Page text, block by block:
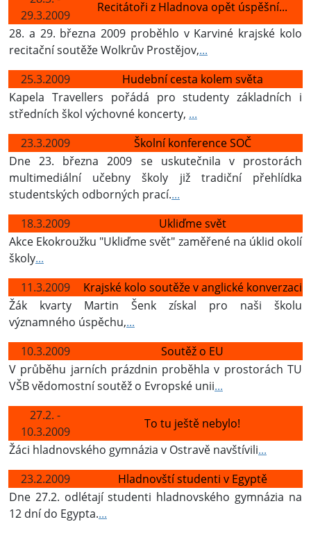
29.3.2009
Recitátoři z Hladnova opět úspěšní...
28. a 29. března 2009 proběhlo v Karviné krajské kolo
recitační soutěže Wolkrův Prostějov,...
25.3.2009
Hudební cesta kolem světa
Kapela Travellers pořádá pro studenty základních i
středních škol výchovné koncerty, ...
23.3.2009
Školní konference SOČ
Dne 23. března 2009 se uskutečnila v prostorách
multimediální učebny školy již tradiční přehlídka
studentských odborných prací....
18.3.2009
Ukliďme svět
Akce Ekokroužku "Ukliďme svět" zaměřené na úklid okolí
školy...
11.3.2009
Krajské kolo soutěže v anglické konverzaci
Žák kvarty Martin Šenk získal pro naši školu
významného úspěchu,...
10.3.2009
Soutěž o EU
V průběhu jarních prázdnin proběhla v prostorách TU
VŠB vědomostní soutěž o Evropské unii...
27.2. -
10.3.2009
To tu ještě nebylo!
Žáci hladnovského gymnázia v Ostravě navštívili...
23.2.2009
Hladnovští studenti v Egyptě
Dne 27.2. odlétají studenti hladnovského gymnázia na
12 dní do Egypta....